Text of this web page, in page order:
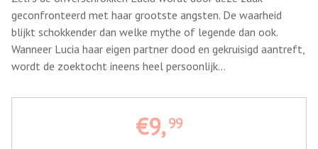
geconfronteerd met haar grootste angsten. De waarheid
blijkt schokkender dan welke mythe of legende dan ook.
Wanneer Lucia haar eigen partner dood en gekruisigd aantreft,
wordt de zoektocht ineens heel persoonlijk…
€9,99